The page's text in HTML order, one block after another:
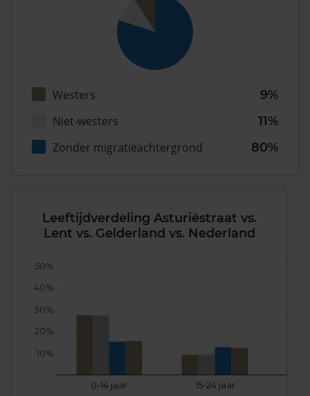
Westers
9%
Niet-westers
11%
Zonder migratieachtergrond
80%
Leeftijdverdeling Asturiëstraat vs.
Lent vs. Gelderland vs. Nederland
0-14 jaar 15-24 jaar
10%
20%
30%
40%
50%